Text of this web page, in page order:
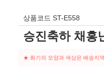
상품코드 ST-E558
승진축하 채홍
★ 화기의 모양과 색상은 배송지